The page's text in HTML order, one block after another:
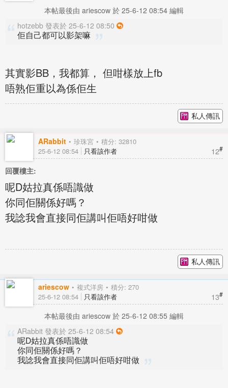
本帖最後由 ariescow 於 25-6-12 08:54 編輯
hotzebb 發表於 25-6-12 08:50
佢自己都可以影架嘛
其實影BB，我都算， 但咁樣放上fb
唔熟佢重以為係佢生
私人傳訊
ARabbit 珍珠宮 積分: 32810
12#
25-6-12 08:54 只看該作者
回覆樓主:
呢D姑拉真係唔識做
你同佢關係好嗎？
我諗我會直接同佢講叫佢唔好咁做
私人傳訊
ariescow 複式洋房 積分: 270
13#
25-6-12 08:54 只看該作者
本帖最後由 ariescow 於 25-6-12 08:55 編輯
ARabbit 發表於 25-6-12 08:54
呢D姑拉真係唔識做
你同佢關係好嗎？
我諗我會直接同佢講叫佢唔好咁做